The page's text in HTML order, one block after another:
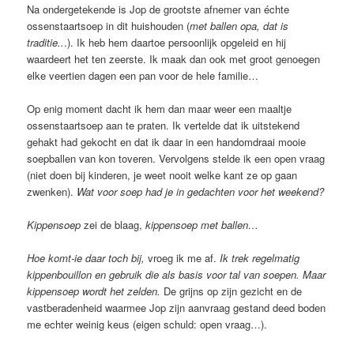
Na ondergetekende is Jop de grootste afnemer van échte
ossenstaartsoep in dit huishouden (met ballen opa, dat is
traditie...). Ik heb hem daartoe persoonlijk opgeleid en hij
waardeert het ten zeerste. Ik maak dan ook met groot genoegen
elke veertien dagen een pan voor de hele familie…
Op enig moment dacht ik hem dan maar weer een maaltje
ossenstaartsoep aan te praten. Ik vertelde dat ik uitstekend
gehakt had gekocht en dat ik daar in een handomdraai mooie
soepballen van kon toveren. Vervolgens stelde ik een open vraag
(niet doen bij kinderen, je weet nooit welke kant ze op gaan
zwenken). Wat voor soep had je in gedachten voor het weekend?
Kippensoepzei de blaag,kippensoep met ballen…
Hoe komt-ie daar toch bij, vroeg ik me af.Ik trek regelmatig
kippenbouillon en gebruik die als basis voor tal van soepen. Maar
kippensoep wordt het zelden. De grijns op zijn gezicht en de
vastberadenheid waarmee Jop zijn aanvraag gestand deed boden
me echter weinig keus (eigen schuld: open vraag…).